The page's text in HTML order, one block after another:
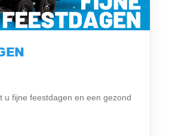
u fijne feestdagen en een gezond